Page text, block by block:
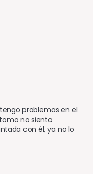
problemas en el
no siento
con él, ya no lo